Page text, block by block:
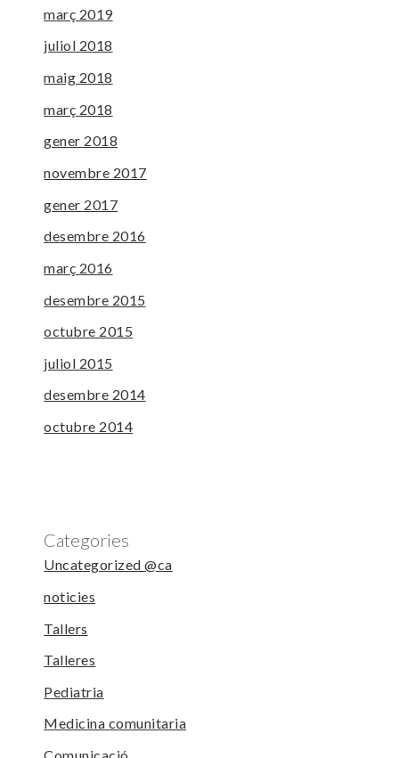
març 2019
juliol 2018
maig 2018
març 2018
gener 2018
novembre 2017
gener 2017
desembre 2016
març 2016
desembre 2015
octubre 2015
juliol 2015
desembre 2014
octubre 2014
Categories
Uncategorized @ca
noticies
Tallers
Talleres
Pediatria
Medicina comunitaria